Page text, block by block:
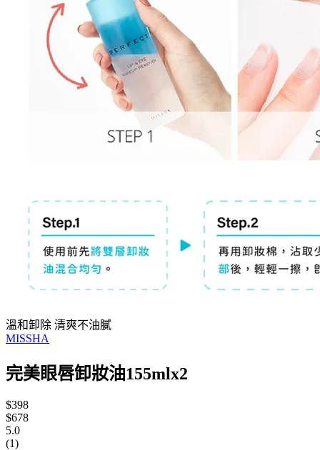
溫和卸除 清爽不油膩
MISSHA
完美眼唇卸妝油155mlx2
$398
$678
5.0
(1)